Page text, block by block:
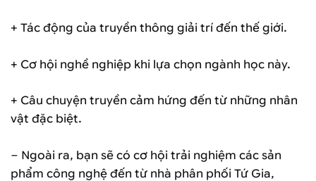
+ Tác động của truyền thông giải trí đến thế giới.
+ Cơ hội nghề nghiệp khi lựa chọn ngành học này.
+ Câu chuyện truyền cảm hứng đến từ những nhân
vật đặc biệt.
– Ngoài ra, bạn sẽ có cơ hội trải nghiệm các sản
phẩm công nghệ đến từ nhà phân phối Tứ Gia,